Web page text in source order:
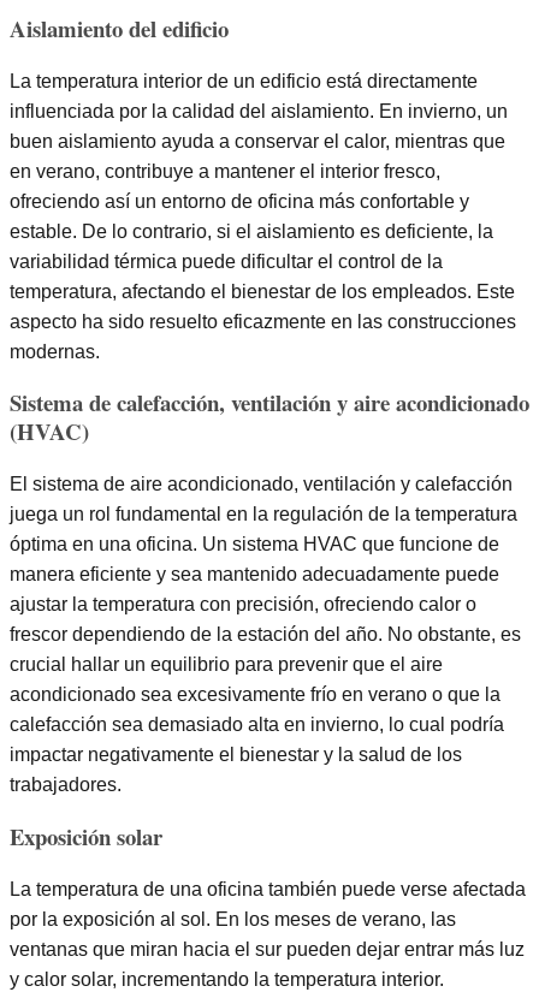
Aislamiento del edificio
La temperatura interior de un edificio está directamente
influenciada por la calidad del aislamiento. En invierno, un
buen aislamiento ayuda a conservar el calor, mientras que
en verano, contribuye a mantener el interior fresco,
ofreciendo así un entorno de oficina más confortable y
estable. De lo contrario, si el aislamiento es deficiente, la
variabilidad térmica puede dificultar el control de la
temperatura, afectando el bienestar de los empleados. Este
aspecto ha sido resuelto eficazmente en las construcciones
modernas.
Sistema de calefacción, ventilación y aire acondicionado
(HVAC)
El sistema de aire acondicionado, ventilación y calefacción
juega un rol fundamental en la regulación de la temperatura
óptima en una oficina. Un sistema HVAC que funcione de
manera eficiente y sea mantenido adecuadamente puede
ajustar la temperatura con precisión, ofreciendo calor o
frescor dependiendo de la estación del año. No obstante, es
crucial hallar un equilibrio para prevenir que el aire
acondicionado sea excesivamente frío en verano o que la
calefacción sea demasiado alta en invierno, lo cual podría
impactar negativamente el bienestar y la salud de los
trabajadores.
Exposición solar
La temperatura de una oficina también puede verse afectada
por la exposición al sol. En los meses de verano, las
ventanas que miran hacia el sur pueden dejar entrar más luz
y calor solar, incrementando la temperatura interior.